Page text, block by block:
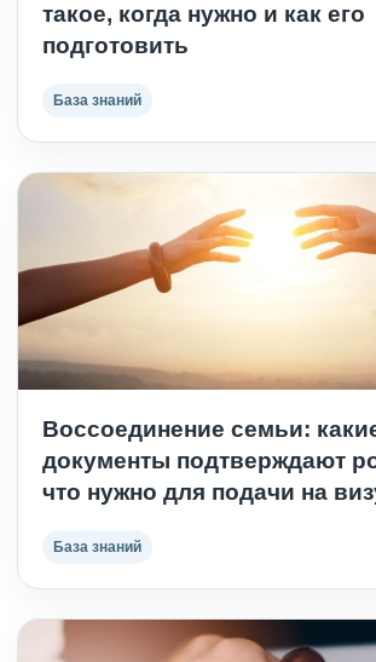
такое, когда нужно и как его
подготовить
База знаний
Воссоединение семьи:
документы подтверждают
что нужно для подачи на
База знаний